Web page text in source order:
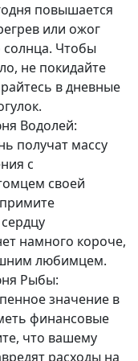
повышается
или ожог
Чтобы
не покидайте
в дневные
Водолей:
получат массу
с
своей
намного короче,
любимцем.
Рыбы:
значение в
финансовые
что вашему
расходы на